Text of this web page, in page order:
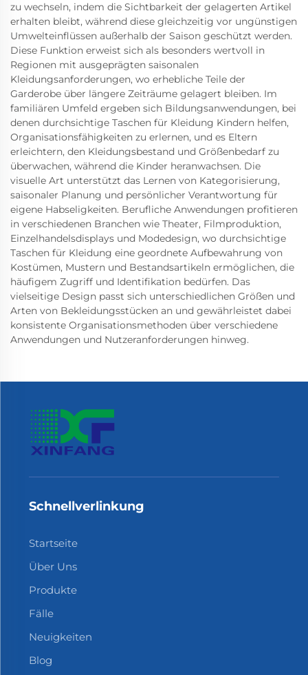
zu wechseln, indem die Sichtbarkeit der gelagerten Artikel
erhalten bleibt, während diese gleichzeitig vor ungünstigen
Umwelteinflüssen außerhalb der Saison geschützt werden.
Diese Funktion erweist sich als besonders wertvoll in
Regionen mit ausgeprägten saisonalen
Kleidungsanforderungen, wo erhebliche Teile der
Garderobe über längere Zeiträume gelagert bleiben. Im
familiären Umfeld ergeben sich Bildungsanwendungen, bei
denen durchsichtige Taschen für Kleidung Kindern helfen,
Organisationsfähigkeiten zu erlernen, und es Eltern
erleichtern, den Kleidungsbestand und Größenbedarf zu
überwachen, während die Kinder heranwachsen. Die
visuelle Art unterstützt das Lernen von Kategorisierung,
saisonaler Planung und persönlicher Verantwortung für
eigene Habseligkeiten. Berufliche Anwendungen profitieren
in verschiedenen Branchen wie Theater, Filmproduktion,
Einzelhandelsdisplays und Modedesign, wo durchsichtige
Taschen für Kleidung eine geordnete Aufbewahrung von
Kostümen, Mustern und Bestandsartikeln ermöglichen, die
häufigem Zugriff und Identifikation bedürfen. Das
vielseitige Design passt sich unterschiedlichen Größen und
Arten von Bekleidungsstücken an und gewährleistet dabei
konsistente Organisationsmethoden über verschiedene
Anwendungen und Nutzeranforderungen hinweg.
Schnellverlinkung
Startseite
Über Uns
Produkte
Fälle
Neuigkeiten
Blog